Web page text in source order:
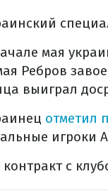
мая
Ребров
выиграл
отметил
игроки
контракт с